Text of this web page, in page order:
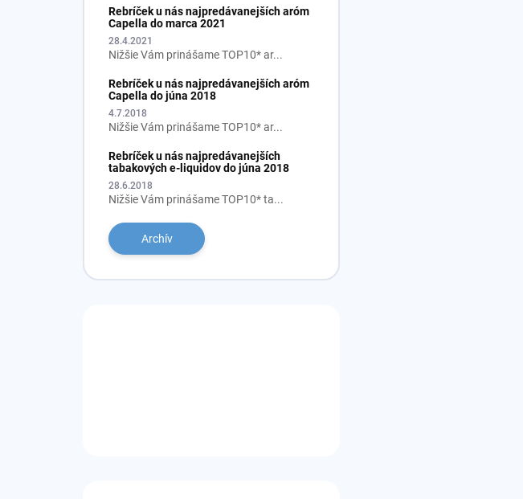
Rebríček u nás najpredávanejších aróm
Capella do marca 2021
28.4.2021
Nižšie Vám prinášame TOP10* ar...
Rebríček u nás najpredávanejších aróm
Capella do júna 2018
4.7.2018
Nižšie Vám prinášame TOP10* ar...
Rebríček u nás najpredávanejších
tabakových e-liquidov do júna 2018
28.6.2018
Nižšie Vám prinášame TOP10* ta...
Archív